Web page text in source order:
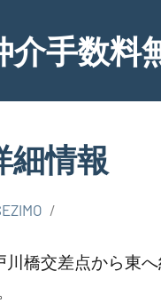
介手数料
細情報
橋交差点から東